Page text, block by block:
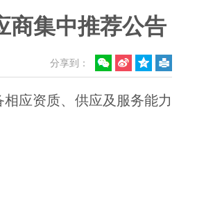
商集中推荐公告
分享到：
应资质、供应及服务能力